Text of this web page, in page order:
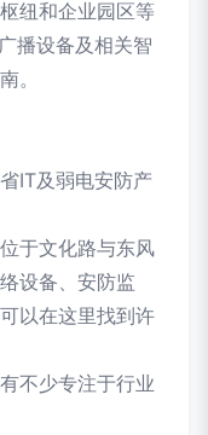
纽和企业园区等
播设备及相关智
。
IT及弱电安防产
位于文化路与东风
设备、安防监
以在这里找到许
不少专注于行业